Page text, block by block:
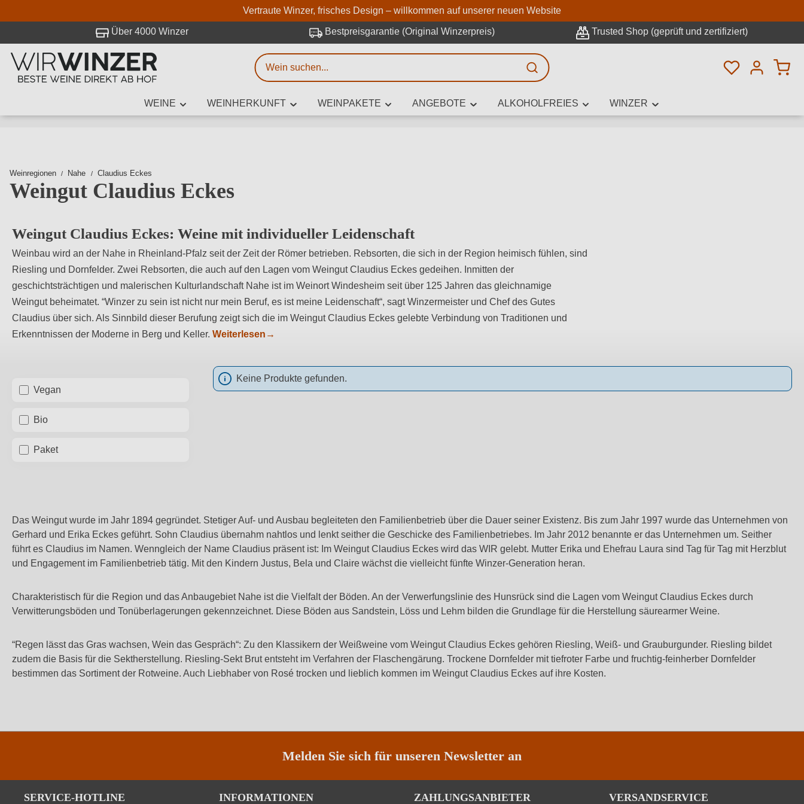
Zum Hauptinhalt springen
Zur Suche springen
Zur Hauptnavigation springen
Vertraute Winzer, frisches Design – willkommen auf unserer neuen Website
Über 4000 Winzer Bestpreisgarantie (Original Winzerpreis) Trusted Shop (geprüft und zertifiziert)
Du hast 0
WEINE WEINHERKUNFT WEINPAKETE ANGEBOTE ALKOHOLFREIES WINZER
Weinregionen Nahe Claudius Eckes
Weingut Claudius Eckes
Weingut Claudius Eckes: Weine mit individueller Leidenschaft
Weinbau wird an der Nahe in Rheinland-Pfalz seit der Zeit der Römer betrieben. Rebsorten, die sich in der Region heimisch fühlen, sind
Riesling und Dornfelder. Zwei Rebsorten, die auch auf den Lagen vom Weingut Claudius Eckes gedeihen. Inmitten der
geschichtsträchtigen und malerischen Kulturlandschaft Nahe ist im Weinort Windesheim seit über 125 Jahren das gleichnamige
Weingut beheimatet. “Winzer zu sein ist nicht nur mein Beruf, es ist meine Leidenschaft“, sagt Winzermeister und Chef des Gutes
Claudius über sich. Als Sinnbild dieser Berufung zeigt sich die im Weingut Claudius Eckes gelebte Verbindung von Traditionen und
Erkenntnissen der Moderne in Berg und Keller. Weiterlesen →
Vegan
Bio
Paket
Keine Produkte gefunden.
Das Weingut wurde im Jahr 1894 gegründet. Stetiger Auf- und Ausbau begleiteten den Familienbetrieb über die Dauer seiner Existenz. Bis zum Jahr 1997 wurde das Unternehmen von
Gerhard und Erika Eckes geführt. Sohn Claudius übernahm nahtlos und lenkt seither die Geschicke des Familienbetriebes. Im Jahr 2012 benannte er das Unternehmen um. Seither
führt es Claudius im Namen. Wenngleich der Name Claudius präsent ist: Im Weingut Claudius Eckes wird das WIR gelebt. Mutter Erika und Ehefrau Laura sind Tag für Tag mit Herzblut
und Engagement im Familienbetrieb tätig. Mit den Kindern Justus, Bela und Claire wächst die vielleicht fünfte Winzer-Generation heran.
Charakteristisch für die Region und das Anbaugebiet Nahe ist die Vielfalt der Böden. An der Verwerfungslinie des Hunsrück sind die Lagen vom Weingut Claudius Eckes durch
Verwitterungsböden und Tonüberlagerungen gekennzeichnet. Diese Böden aus Sandstein, Löss und Lehm bilden die Grundlage für die Herstellung säurearmer Weine.
“Regen lässt das Gras wachsen, Wein das Gespräch“: Zu den Klassikern der Weißweine vom Weingut Claudius Eckes gehören Riesling, Weiß- und Grauburgunder. Riesling bildet
zudem die Basis für die Sektherstellung. Riesling-Sekt Brut entsteht im Verfahren der Flaschengärung. Trockene Dornfelder mit tiefroter Farbe und fruchtig-feinherber Dornfelder
bestimmen das Sortiment der Rotweine. Auch Liebhaber von Rosé trocken und lieblich kommen im Weingut Claudius Eckes auf ihre Kosten.
Melden Sie sich für unseren Newsletter an
SERVICE-HOTLINE INFORMATIONEN ZAHLUNGSANBIETER VERSANDSERVICE
Weinsuche
Mindestens 3 Zeichen eingeben
Erweiterte Suche
bei WirWinzer.